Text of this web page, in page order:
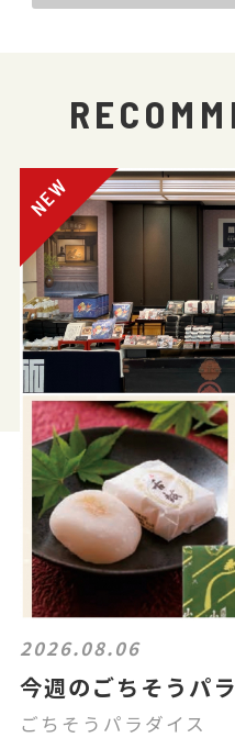
2026.08.06
今週のごちそうパ
ごちそうパラダイス